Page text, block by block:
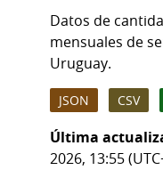
Datos de
mensuales de
Uruguay.
JSON CSV
Última
2026, 13:55